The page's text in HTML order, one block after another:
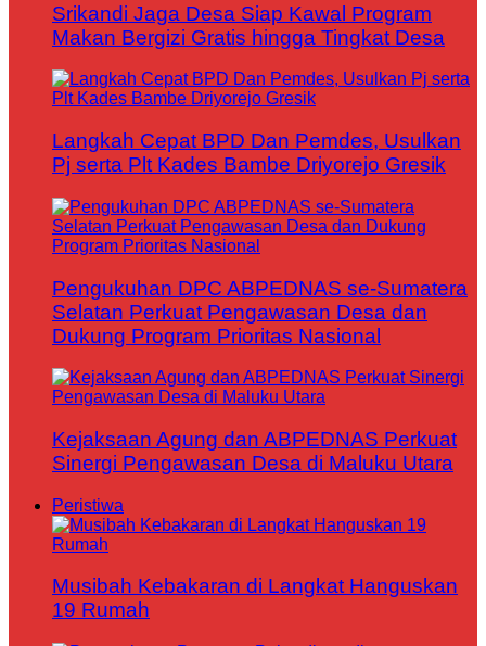
Srikandi Jaga Desa Siap Kawal Program
Makan Bergizi Gratis hingga Tingkat Desa
Langkah Cepat BPD Dan Pemdes, Usulkan
Pj serta Plt Kades Bambe Driyorejo Gresik
Pengukuhan DPC ABPEDNAS se-Sumatera
Selatan Perkuat Pengawasan Desa dan
Dukung Program Prioritas Nasional
Kejaksaan Agung dan ABPEDNAS Perkuat
Sinergi Pengawasan Desa di Maluku Utara
Peristiwa
Musibah Kebakaran di Langkat Hanguskan
19 Rumah